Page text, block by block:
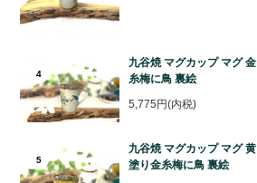
4
九谷焼 マグカップ マグ 金
糸梅に鳥 裏絵
5,775円(内税)
5
九谷焼 マグカップ マグ 黄
塗り金糸梅に鳥 裏絵